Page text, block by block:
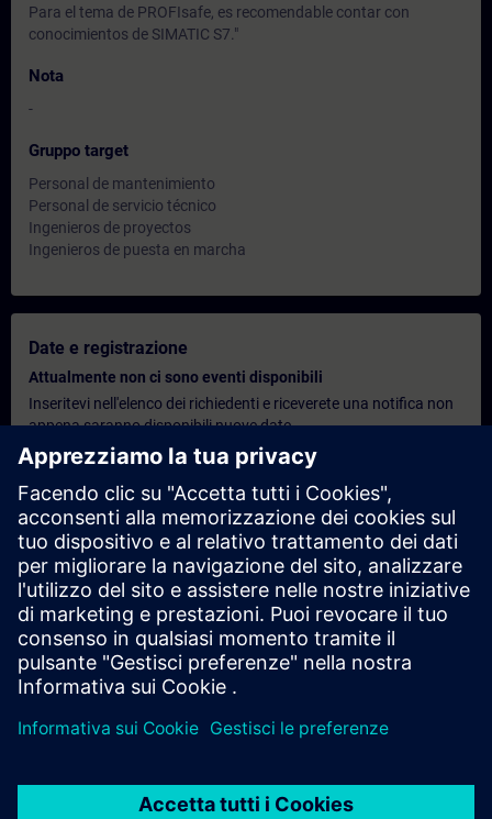
Para el tema de PROFIsafe, es recomendable contar con
conocimientos de SIMATIC S7."
Nota
-
Gruppo target
Personal de mantenimiento
Personal de servicio técnico
Ingenieros de proyectos
Ingenieros de puesta en marcha
Date e registrazione
Attualmente non ci sono eventi disponibili
Inseritevi nell'elenco dei richiedenti e riceverete una notifica non
appena saranno disponibili nuove date.
Attivare il servizio di notifica
Preventivo personalizzato
Se desideri un preventivo standard per questo corso di
formazione, ad esempio per il tuo ufficio acquisti, fai clic sul link
sottostante. Per prima cosa, dovrai fornire alcuni dati personali;
successivamente, ti verrà inviato un preventivo via e-mail.
Richiedi un preventivo